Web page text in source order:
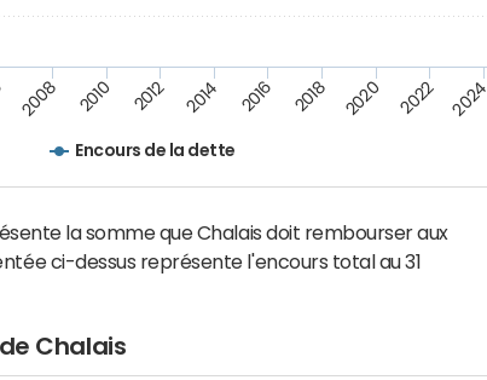
Encours de la dette
2008 2010 2012 2014 2016 2018 2020 2022 2024
la somme que Chalais doit rembourser aux
ci-dessus représente l'encours total au 31
Chalais